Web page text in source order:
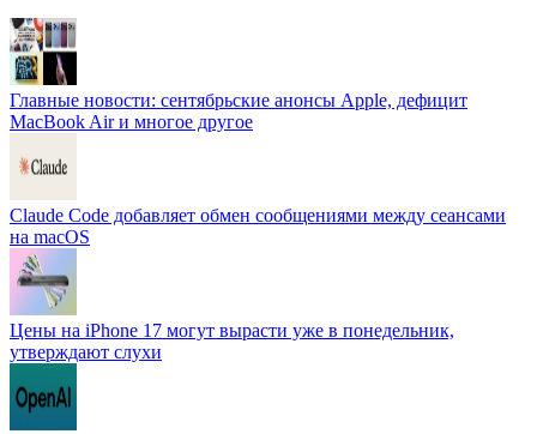
Главные новости: сентябрьские анонсы Apple, дефицит
MacBook Air и многое другое
Claude Code добавляет обмен сообщениями между сеансами
на macOS
Цены на iPhone 17 могут вырасти уже в понедельник,
утверждают слухи